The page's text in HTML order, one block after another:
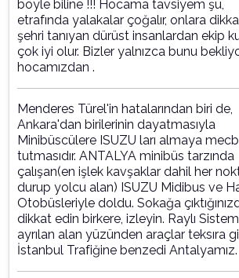
böyle biline !!! Hocama tavsiyem şu,
etrafında yalakalar çoğalır, onlara
şehri tanıyan dürüst insanlardan ekip
çok iyi olur. Bizler yalnızca bunu
hocamızdan .
Menderes Türel'in hatalarından biri de,
Ankara'dan birilerinin dayatmasıyla
Minibüscülere ISUZU ları almaya
tutmasıdır. ANTALYA minibüs tarzında
çalışan(en işlek kavşaklar dahil her
durup yolcu alan) ISUZU Midibus ve
Otobüsleriyle doldu. Sokağa
dikkat edin birkere, izleyin. Raylı
ayrılan alan yüzünden araçlar teksıra
İstanbul Trafiğine benzedi Antalyamız.